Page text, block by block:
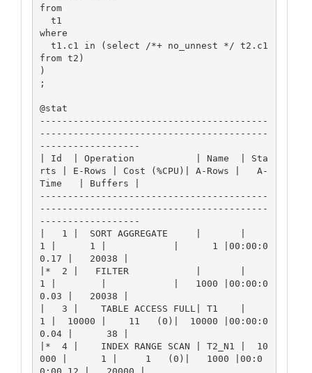
from
where
from t2)
)
;
@stat
-----------------------------------------
-----------------------------------------
------------------
| Id  | Operation           | Name  | Sta
rts | E-Rows | Cost (%CPU)| A-Rows |   A-
Time   | Buffers |
-----------------------------------------
-----------------------------------------
------------------
|   1 |  SORT AGGREGATE     |       |
1 |      1 |            |      1 |00:00:0
0.17 |   20038 |
|*  2 |   FILTER            |       |
1 |        |            |   1000 |00:00:0
0.03 |   20038 |
|   3 |    TABLE ACCESS FULL| T1    |
1 |  10000 |    11   (0)|  10000 |00:00:0
0.04 |      38 |
|*  4 |    INDEX RANGE SCAN | T2_N1 |  10
000 |      1 |     1   (0)|   1000 |00:0
0:00.12 |   20000 |